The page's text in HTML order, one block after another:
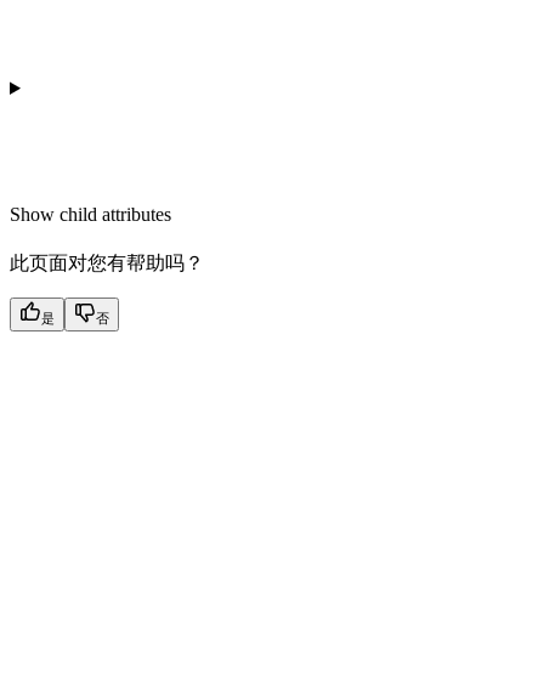
Show child attributes
此页面对您有帮助吗？
是 否